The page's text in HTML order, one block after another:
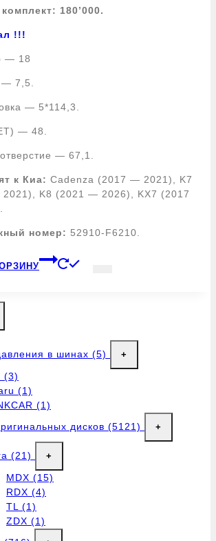
180’000.
!!!
— 18
7,5.
— 5*114,3.
— 48.
— 67,1.
к Киа: Cadenza (2017 — 2021), K7
K8 (2021 — 2026), KX7 (2017
номер: 52910-F6210.
в шинах (5) +
(3)
(1)
(1)
дисков (5121) +
(21) +
MDX (15)
RDX (4)
TL
(1)
ZDX (1)